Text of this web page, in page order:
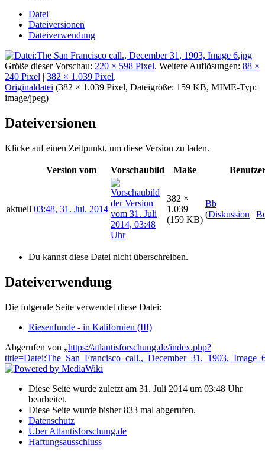
Datei
Dateiversionen
Dateiverwendung
Größe dieser Vorschau: 220 × 598 Pixel. Weitere Auflösungen: 88 ×
240 Pixel | 382 × 1.039 Pixel.
Originaldatei (382 × 1.039 Pixel, Dateigröße: 159 KB, MIME-Typ:
image/jpeg)
Dateiversionen
Klicke auf einen Zeitpunkt, um diese Version zu laden.
Version vom Vorschaubild Maße
aktuell 03:48, 31. Jul. 2014
382 ×
1.039
(159 KB)
Bb
(Diskussion |
Du kannst diese Datei nicht überschreiben.
Dateiverwendung
Die folgende Seite verwendet diese Datei:
Riesenfunde - in Kalifornien (III)
Abgerufen von „https://atlantisforschung.de/index.php?
Diese Seite wurde zuletzt am 31. Juli 2014 um 03:48 Uhr
bearbeitet.
Diese Seite wurde bisher 833 mal abgerufen.
Datenschutz
Über Atlantisforschung.de
Haftungsausschluss